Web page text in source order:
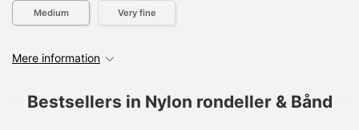
Medium Very fine
Mere information
Bestsellers in Nylon rondeller & Bånd